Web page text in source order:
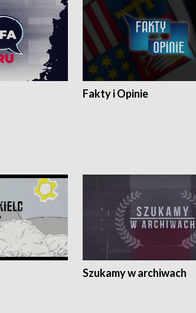
Fakty i Opinie
Szukamy w archiwach